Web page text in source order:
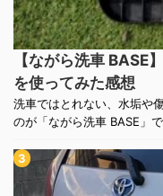
【ながら洗車 BASE
を使ってみた感想
洗車ではとれない、水垢や
のが「ながら洗車 BASE」